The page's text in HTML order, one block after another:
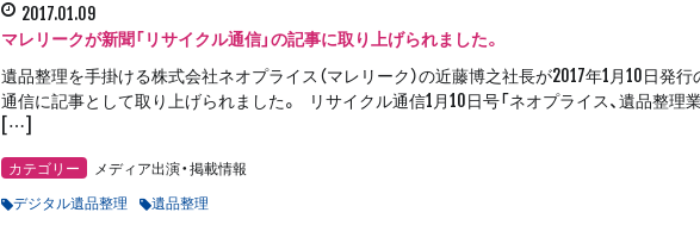
2017.01.09
マレリークが新聞「リサイクル通信」の記事に取り上げられました。
遺品整理を手掛ける株式会社ネオプライス（マレリーク）の近藤博之社長が2017年1月10日発
通信に記事として取り上げられました。 リサイクル通信1月10日号「ネオプライス、遺品整理
[…]
カテゴリー
メディア出演・掲載情報
デジタル遺品整理
遺品整理